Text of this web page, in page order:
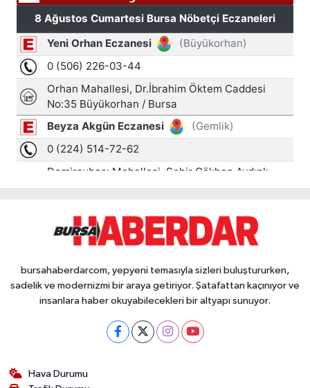
bursahaberdarcom, yepyeni temasıyla sizleri buluştururken,
sadelik ve modernizmi bir araya getiriyor. Şatafattan kaçınıyor ve
insanlara haber okuyabilecekleri bir altyapı sunuyor.
Hava Durumu